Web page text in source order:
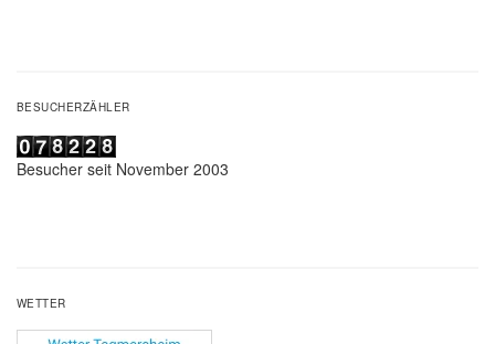
BESUCHERZÄHLER
Besucher seit November 2003
WETTER